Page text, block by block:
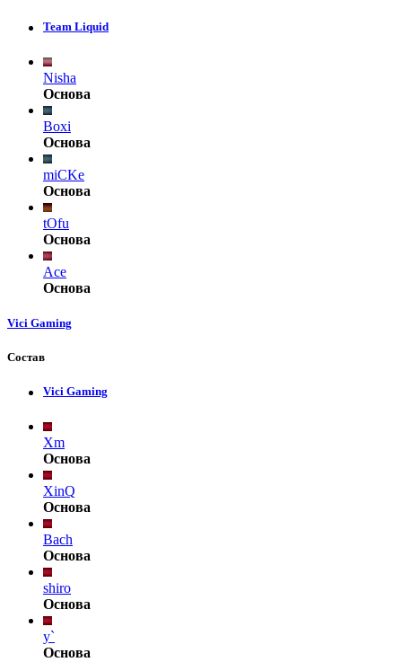
Team Liquid
Nisha
Основа
Boxi
Основа
miCKe
Основа
tOfu
Основа
Ace
Основа
Vici Gaming
Состав
Vici Gaming
Xm
Основа
XinQ
Основа
Bach
Основа
shiro
Основа
y`
Основа